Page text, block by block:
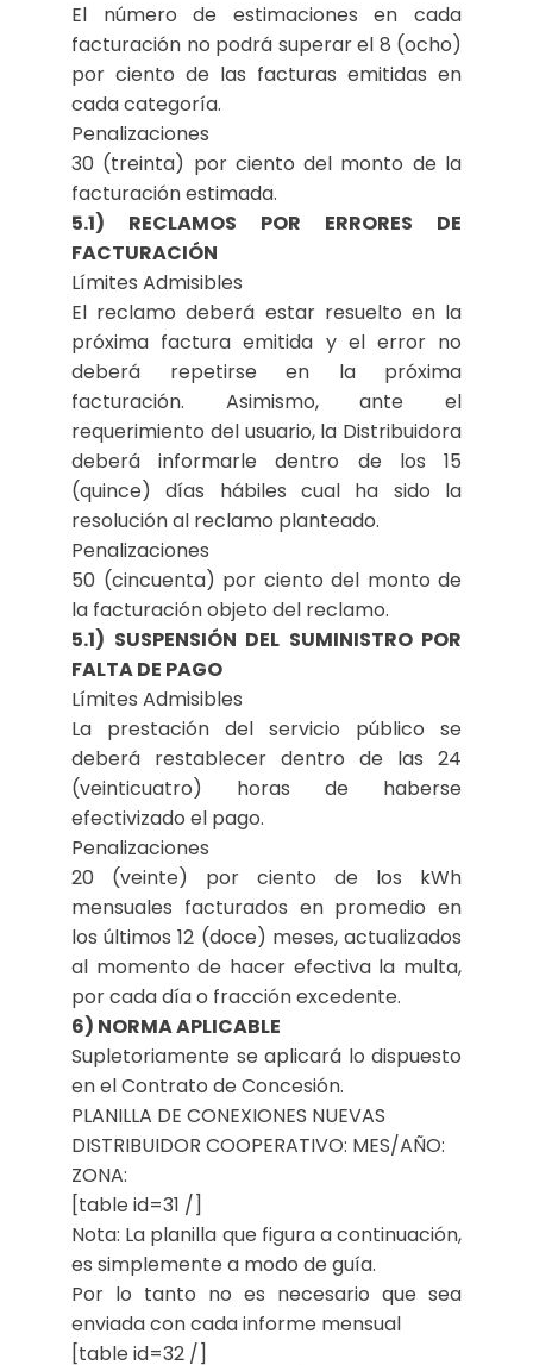
El número de estimaciones en cada
facturación no podrá superar el 8 (ocho)
por ciento de las facturas emitidas en
cada categoría.
Penalizaciones
30 (treinta) por ciento del monto de la
facturación estimada.
5.1) RECLAMOS POR ERRORES DE
FACTURACIÓN
Límites Admisibles
El reclamo deberá estar resuelto en la
próxima factura emitida y el error no
deberá repetirse en la próxima
facturación. Asimismo, ante el
requerimiento del usuario, la Distribuidora
deberá informarle dentro de los 15
(quince) días hábiles cual ha sido la
resolución al reclamo planteado.
Penalizaciones
50 (cincuenta) por ciento del monto de
la facturación objeto del reclamo.
5.1) SUSPENSIÓN DEL SUMINISTRO POR
FALTA DE PAGO
Límites Admisibles
La prestación del servicio público se
deberá restablecer dentro de las 24
(veinticuatro) horas de haberse
efectivizado el pago.
Penalizaciones
20 (veinte) por ciento de los kWh
mensuales facturados en promedio en
los últimos 12 (doce) meses, actualizados
al momento de hacer efectiva la multa,
por cada día o fracción excedente.
6) NORMA APLICABLE
Supletoriamente se aplicará lo dispuesto
en el Contrato de Concesión.
PLANILLA DE CONEXIONES NUEVAS
DISTRIBUIDOR COOPERATIVO: MES/AÑO:
ZONA:
[table id=31 /]
Nota: La planilla que figura a continuación,
es simplemente a modo de guía.
Por lo tanto no es necesario que sea
enviada con cada informe mensual
[table id=32 /]